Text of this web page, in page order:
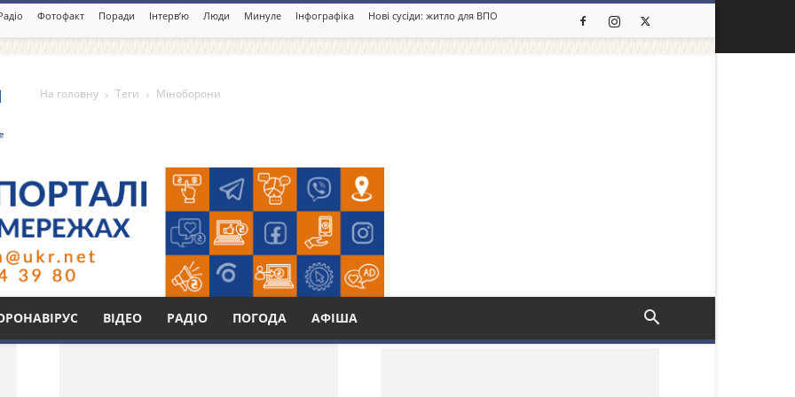
Фотофакт Поради Інтерв’ю Люди Минуле Інфографіка Нові сусіди: житло для ВПО
ВІДЕО РАДІО ПОГОДА АФІША
На головну Теги Міноборони